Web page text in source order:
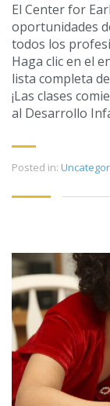
El Center for
oportunidades
todos los
Haga clic en el
lista completa
¡Las clases
al Desarrollo
Posted in: